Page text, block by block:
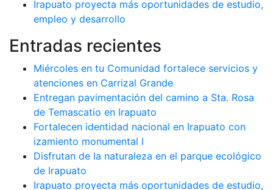
Irapuato proyecta más oportunidades de estudio,
empleo y desarrollo
Entradas recientes
Miércoles en tu Comunidad fortalece servicios y
atenciones en Carrizal Grande
Entregan pavimentación del camino a Sta. Rosa
de Temascatio en Irapuato
Fortalecen identidad nacional en Irapuato con
izamiento monumental l
Disfrutan de la naturaleza en el parque ecológico
de Irapuato
Irapuato proyecta más oportunidades de estudio,